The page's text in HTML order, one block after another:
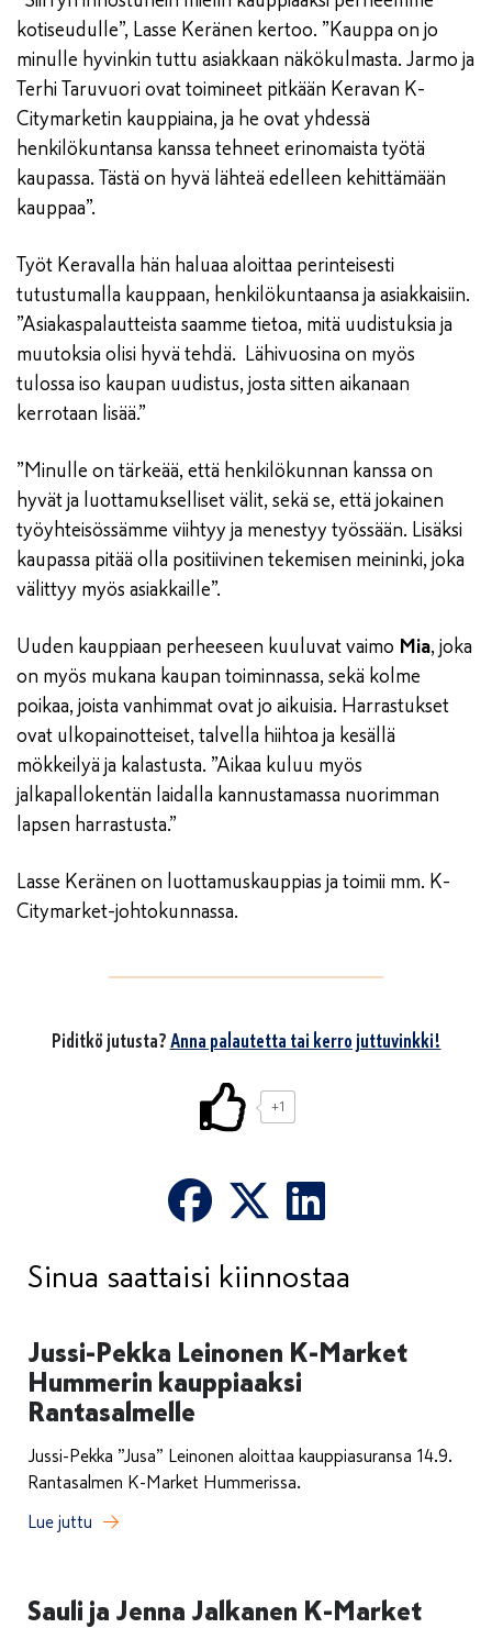
kotiseudulle”, Lasse Keränen kertoo. ”Kauppa on jo
minulle hyvinkin tuttu asiakkaan näkökulmasta. Jarmo ja
Terhi Taruvuori ovat toimineet pitkään Keravan K-
Citymarketin kauppiaina, ja he ovat yhdessä
henkilökuntansa kanssa tehneet erinomaista työtä
kaupassa. Tästä on hyvä lähteä edelleen kehittämään
kauppaa”.
Työt Keravalla hän haluaa aloittaa perinteisesti
tutustumalla kauppaan, henkilökuntaansa ja asiakkaisiin.
”Asiakaspalautteista saamme tietoa, mitä uudistuksia ja
muutoksia olisi hyvä tehdä. Lähivuosina on myös
tulossa iso kaupan uudistus, josta sitten aikanaan
kerrotaan lisää.”
”Minulle on tärkeää, että henkilökunnan kanssa on
hyvät ja luottamukselliset välit, sekä se, että jokainen
työyhteisössämme viihtyy ja menestyy työssään. Lisäksi
kaupassa pitää olla positiivinen tekemisen meininki, joka
välittyy myös asiakkaille”.
Uuden kauppiaan perheeseen kuuluvat vaimo Mia, joka
on myös mukana kaupan toiminnassa, sekä kolme
poikaa, joista vanhimmat ovat jo aikuisia. Harrastukset
ovat ulkopainotteiset, talvella hiihtoa ja kesällä
mökkeilyä ja kalastusta. ”Aikaa kuluu myös
jalkapallokentän laidalla kannustamassa nuorimman
lapsen harrastusta.”
Lasse Keränen on luottamuskauppias ja toimii mm. K-
Citymarket-johtokunnassa.
Piditkö jutusta?Anna palautetta tai kerro juttuvinkki!
+1
Sinua saattaisi kiinnostaa
Jussi-Pekka Leinonen K-Market
Hummerin kauppiaaksi
Rantasalmelle
Jussi-Pekka ”Jusa” Leinonen aloittaa kauppiasuransa 14.9.
Rantasalmen K-Market Hummerissa.
Lue juttu
Sauli ja Jenna Jalkanen K-Market